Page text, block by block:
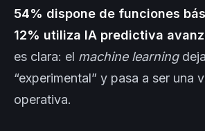
54% dispone de funciones
12% utiliza IA predictiva
es clara: el machine learning
“experimental” y pasa a ser una
operativa.